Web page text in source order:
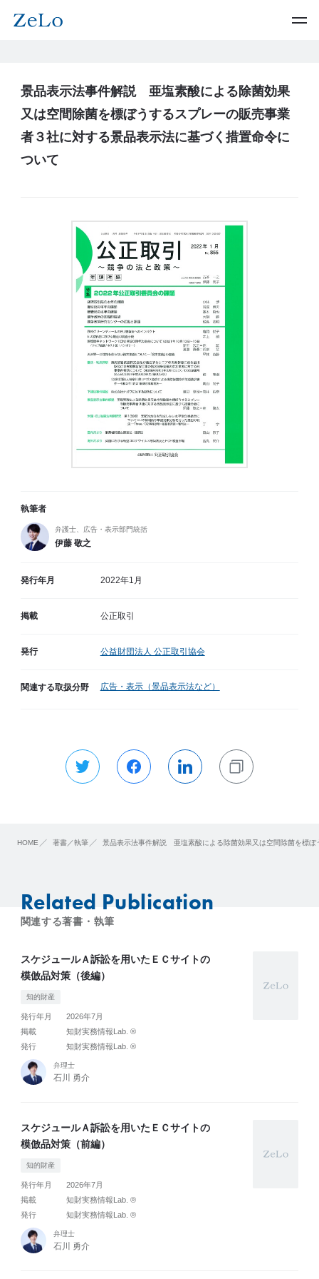
景品表示法事件解説 亜塩素酸による除菌効果
又は空間除菌を標ぼうするスプレーの販売事業
者３社に対する景品表示法に基づく措置命令に
ついて
執筆者
弁護士、広告・表示部門統括
伊藤 敬之
発行年月 2022年1月
掲載 公正取引
発行 公益財団法人 公正取引協会
関連する取扱分野 広告・表示（景品表示法など）
HOME 著書／執筆 景品表示法事件解説 亜塩素酸による除菌効果又は空間除菌を標
Related Publication
関連する著書・執筆
スケジュールＡ訴訟を用いたＥＣサイトの
模倣品対策（後編）
知的財産
発行年月
2026年7月
掲載
知財実務情報Lab. ®
発行
知財実務情報Lab. ®
弁理士
石川 勇介
スケジュールＡ訴訟を用いたＥＣサイトの
模倣品対策（前編）
知的財産
発行年月
2026年7月
掲載
知財実務情報Lab. ®
発行
知財実務情報Lab. ®
弁理士
石川 勇介